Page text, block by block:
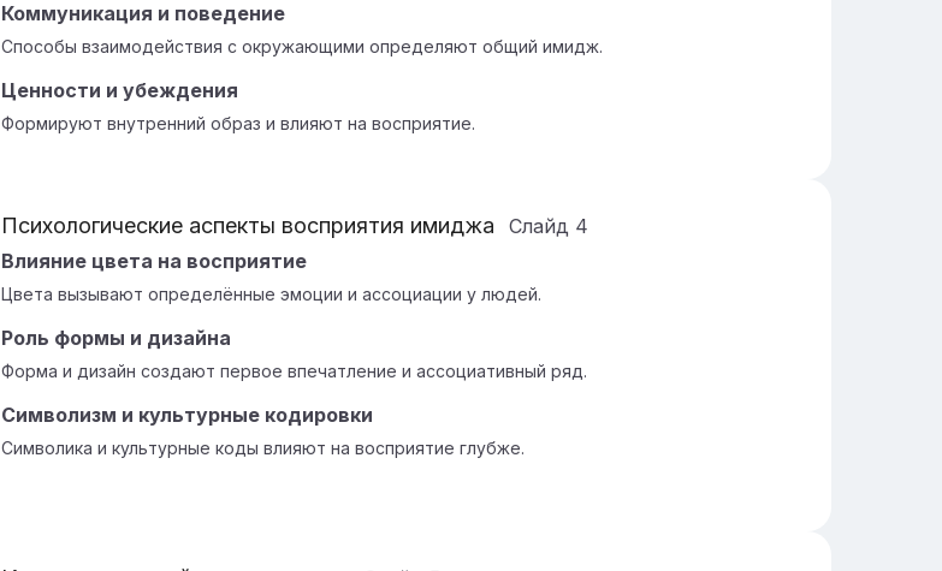
Коммуникация и поведение
Способы взаимодействия с окружающими определяют общий имидж.
Ценности и убеждения
Формируют внутренний образ и влияют на восприятие.
Психологические аспекты восприятия имиджа Слайд 4
Влияние цвета на восприятие
Цвета вызывают определённые эмоции и ассоциации у людей.
Роль формы и дизайна
Форма и дизайн создают первое впечатление и ассоциативный ряд.
Символизм и культурные кодировки
Символика и культурные коды влияют на восприятие глубже.